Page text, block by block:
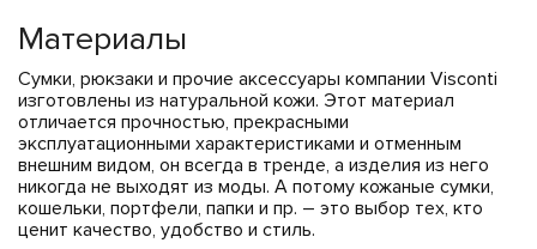
Материалы
Сумки, рюкзаки и прочие аксессуары компании Visconti
изготовлены из натуральной кожи. Этот материал
отличается прочностью, прекрасными
эксплуатационными характеристиками и отменным
внешним видом, он всегда в тренде, а изделия из него
никогда не выходят из моды. А потому кожаные сумки,
кошельки, портфели, папки и пр. – это выбор тех, кто
ценит качество, удобство и стиль.